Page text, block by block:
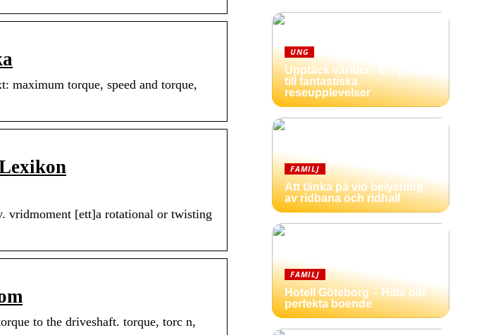
maximum torque, speed and torque,
vridmoment [ett]a rotational or twisting
to the driveshaft. torque, torc n,
UNG
Upptäck världen: En guide
till fantastiska
reseupplevelser
FAMILJ
Att tänka på vid belysning
av ridbana och ridhall
FAMILJ
Hotell Göteborg – Hitta ditt
perfekta boende